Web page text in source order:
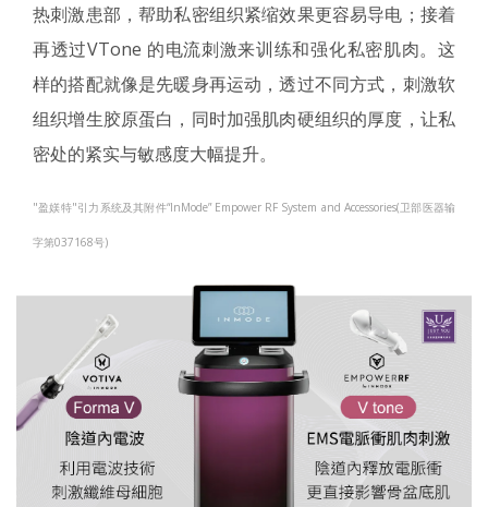
热刺激患部，帮助私密组织紧缩效果更容易导电；接着
再透过VTone 的电流刺激来训练和强化私密肌肉。这
样的搭配就像是先暖身再运动，透过不同方式，刺激软
组织增生胶原蛋白，同时加强肌肉硬组织的厚度，让私
密处的紧实与敏感度大幅提升。
"盈媄特"引力系统及其附件“InMode” Empower RF System and Accessories(卫部医器输
字第037168号)